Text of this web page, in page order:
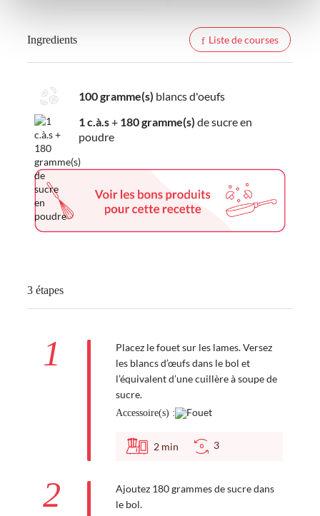
Ingredients Liste de courses
100 gramme(s) blancs d'oeufs
1 c.à.s+ 180 gramme(s) de sucre en
poudre
3 étapes
1
Placez le fouet sur les lames. Versez
les blancs d’œufs dans le bol et
l’équivalent d’une cuillère à soupe de
sucre.
Accessoire(s) :
2 min 3
2
Ajoutez 180 grammes de sucre dans
le bol.